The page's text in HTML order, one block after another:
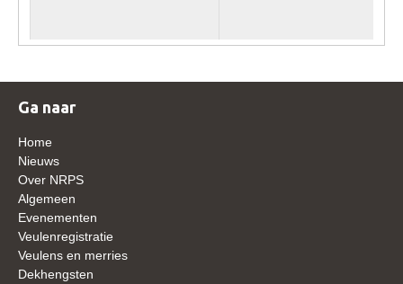
Verrichtingsonderzoek 2023-2024
Verrichtingsonderzoek 2022-2023
Ga naar
Home
Nieuws
Over NRPS
Algemeen
Evenementen
Veulenregistratie
Veulens en merries
Dekhengsten